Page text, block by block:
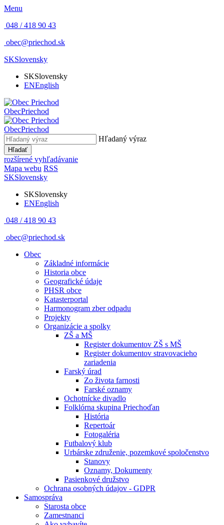
Menu
048 / 418 90 43
obec@priechod.sk
SKSlovensky
SKSlovensky
ENEnglish
ObecPriechod
ObecPriechod
Hľadaný výraz
Hľadať
rozšírené vyhľadávanie
Mapa webu RSS
SKSlovensky
SKSlovensky
ENEnglish
048 / 418 90 43
obec@priechod.sk
Obec
Základné informácie
Historia obce
Geografické údaje
PHSR obce
Katasterportal
Harmonogram zber odpadu
Projekty
Organizácie a spolky
ZŠ a MŠ
Register dokumentov ZŠ s MŠ
Register dokumentov stravovacieho
zariadenia
Farský úrad
Zo života farnosti
Farské oznamy
Ochotnícke divadlo
Folklórna skupina Priechoďan
História
Repertoár
Fotogaléria
Futbalový klub
Urbárske združenie, pozemkové spoločenstvo
Stanovy
Oznamy, Dokumenty
Pasienkové družstvo
Ochrana osobných údajov - GDPR
Samospráva
Starosta obce
Zamestnanci